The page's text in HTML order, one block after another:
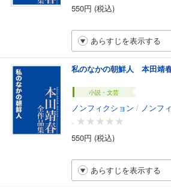
550円 (税込)
あらすじを表示する
私のなかの朝鮮人 本田靖
小説・文芸
ノンフィクション / ノンフィクショ
-
550円 (税込)
あらすじを表示する